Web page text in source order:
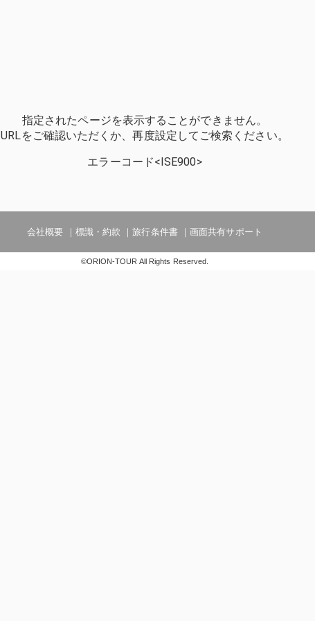
指定されたページを表示することができません。
URLをご確認いただくか、再度設定してご検索ください。
エラーコード<ISE900>
会社概要 標識・約款 旅行条件書 画面共有サポート
©ORION-TOUR All Rights Reserved.